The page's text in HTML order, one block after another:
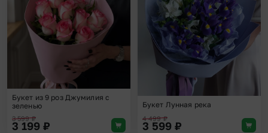
Букет из 9 роз Джумилия с
зеленью
3 599₽
3 199 ₽
Букет Лунная река
4 499₽
3 599 ₽